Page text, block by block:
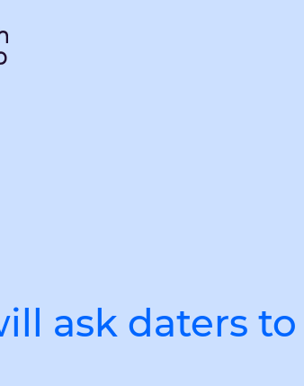
ask daters